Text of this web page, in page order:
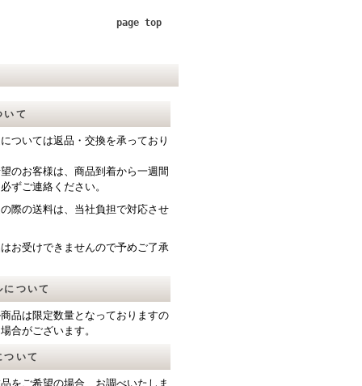
page top
いて
ついては返品・交換を承っており
のお客様は、商品到着から一週間
ずご連絡ください。
際の送料は、当社負担で対応させ
お受けできませんので予めご了承
ついて
品は限定数量となっておりますの
合がございます。
いて
をご希望の場合、お調べいたしま